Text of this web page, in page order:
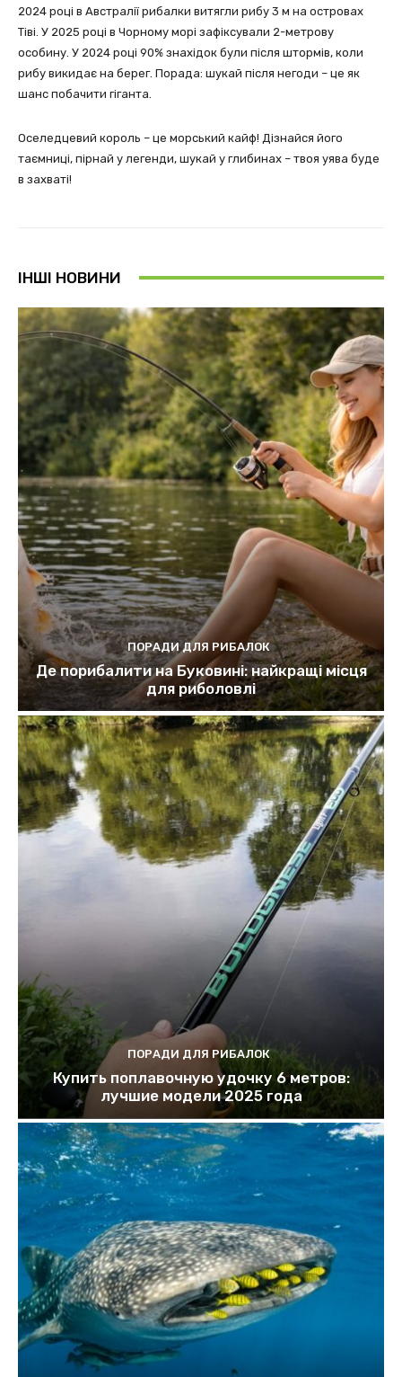
2024 році в Австралії рибалки витягли рибу 3 м на островах
Тіві. У 2025 році в Чорному морі зафіксували 2-метрову
особину. У 2024 році 90% знахідок були після штормів, коли
рибу викидає на берег. Порада: шукай після негоди – це як
шанс побачити гіганта.
Оселедцевий король – це морський кайф! Дізнайся його
таємниці, пірнай у легенди, шукай у глибинах – твоя уява буде
в захваті!
ІНШІ НОВИНИ
ПОРАДИ ДЛЯ РИБАЛОК
Де порибалити на Буковині: найкращі місця
для риболовлі
ПОРАДИ ДЛЯ РИБАЛОК
Купить поплавочную удочку 6 метров:
лучшие модели 2025 года